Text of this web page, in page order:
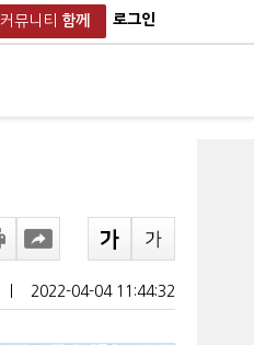
커뮤니티 함께 로그인
2022-04-04 11:44:32